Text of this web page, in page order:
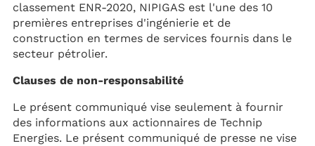
classement ENR-2020, NIPIGAS est l'une des 10
premières entreprises d'ingénierie et de
construction en termes de services fournis dans le
secteur pétrolier.
Clauses de non-responsabilité
Le présent communiqué vise seulement à fournir
des informations aux actionnaires de Technip
Energies. Le présent communiqué de presse ne vise